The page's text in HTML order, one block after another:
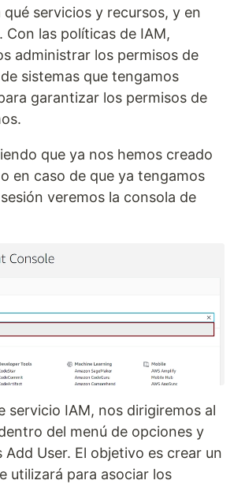
qué servicios y recursos, y en
Con las políticas de IAM,
administrar los permisos de
sistemas que tengamos
garantizar los permisos de
que ya nos hemos creado
en caso de que ya tengamos
veremos la consola de
servicio IAM, nos dirigiremos al
del menú de opciones y
Add User. El objetivo es crear un
utilizará para asociar los